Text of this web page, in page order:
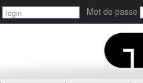
Mot de passe